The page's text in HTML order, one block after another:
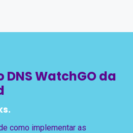
DNS WatchGO da
como implementar as